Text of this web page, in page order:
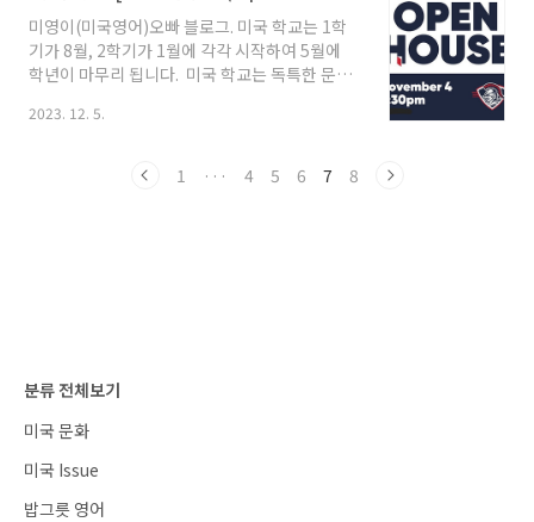
는 것이 아니라 '기쁨과 축하의 의미'를 내포하고
있어요. 태어날 아기에게 가족의 구성원으로 '축
하의 비가 내린다'는 의미로 유추됩니다.임산부
에게 선물을 주고 태어날 아기를 축하의 메세지
시간동안에는 종종 게임이나 음식,선물 교환 등 ..
미영이(미국영어)오빠 블로그. 미국 학교는 1학
기가 8월, 2학기가 1월에 각각 시작하여 5월에
학년이 마무리 됩니다. 미국 학교는 독특한 문화
서 오픈하우스를 알립니다.오늘은 미국학교의
해요.자 시작해볼까요?1. 오픈하우스란:오픈하우
테리아(식..
2023. 12. 5.
1 ··· 4 5 6 7 8
분류 전체보기
미국 문화
미국 Issue
밥그릇 영어